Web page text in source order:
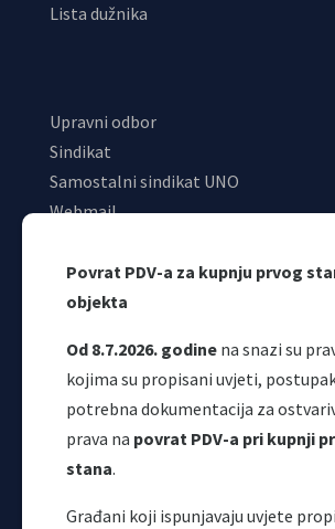
Povrat PDV-a za kupnju prvog
objekta
Od 8.7.2026. godine na snazi su
kojima su propisani uvjeti,
potrebna dokumentacija za
prava na povrat PDV-a pri kupnji
stana.
Građani koji ispunjavaju uvjete
Lista dužnika
Upravni odbor
Sindikat
Samostalni sindikat UNO
Webmail
Korisni linkovi